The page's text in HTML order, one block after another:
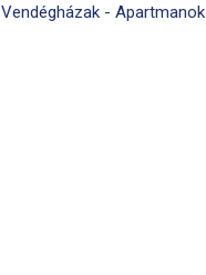
Vendégházak - Apartmanok